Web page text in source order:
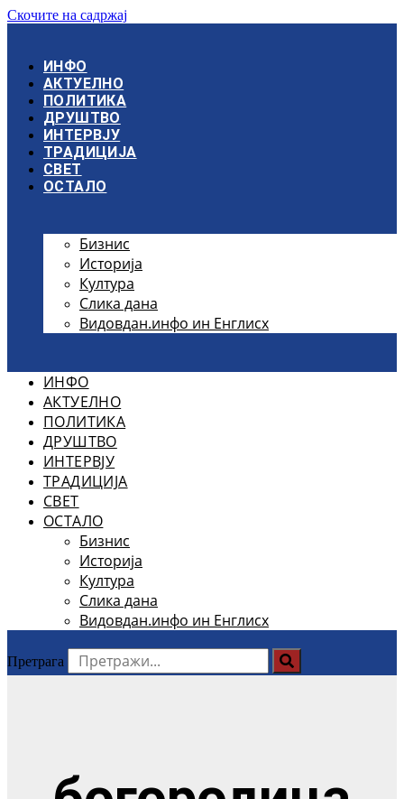
Скочите на садржај
ИНФО
АКТУЕЛНО
ПОЛИТИКА
ДРУШТВО
ИНТЕРВЈУ
ТРАДИЦИЈА
СВЕТ
ОСТАЛО
Бизнис
Историја
Култура
Слика дана
Видовдан.инфо ин Енглисх
ИНФО
АКТУЕЛНО
ПОЛИТИКА
ДРУШТВО
ИНТЕРВЈУ
ТРАДИЦИЈА
СВЕТ
ОСТАЛО
Бизнис
Историја
Култура
Слика дана
Видовдан.инфо ин Енглисх
Претрага